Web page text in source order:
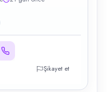
Şikayet et